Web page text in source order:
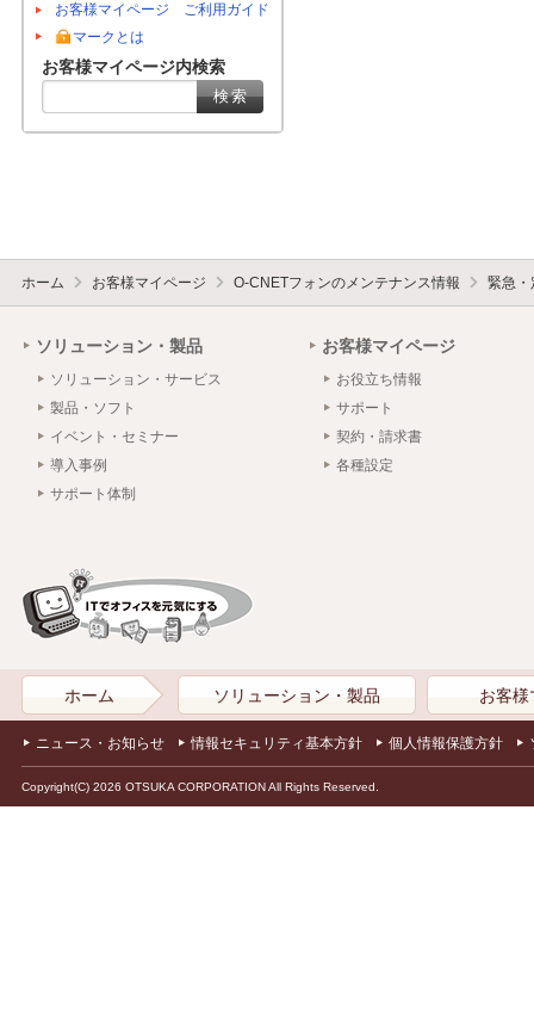
お客様マイページ ご利用ガイド
マークとは
お客様マイページ内検索
ホーム お客様マイページ O-CNETフォンのメンテナンス情報 緊急・
ソリューション・製品
ソリューション・サービス
製品・ソフト
イベント・セミナー
導入事例
サポート体制
お客様マイページ
お役立ち情報
サポート
契約・請求書
各種設定
ホーム ソリューション・製品 お客様
ニュース・お知らせ 情報セキュリティ基本方針 個人情報保護方針
Copyright(C) 2026 OTSUKA CORPORATION All Rights Reserved.